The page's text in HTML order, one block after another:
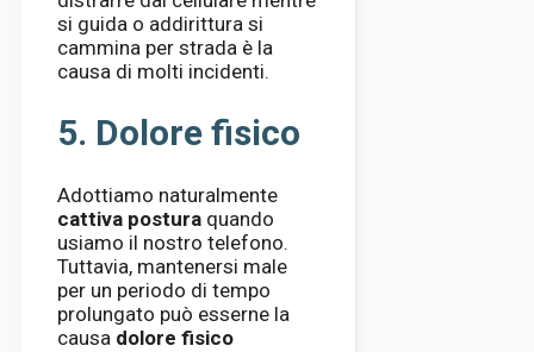
si guida o addirittura si
cammina per strada è la
causa di molti incidenti.
5. Dolore fisico
Adottiamo naturalmente
cattiva postura quando
usiamo il nostro telefono.
Tuttavia, mantenersi male
per un periodo di tempo
prolungato può esserne la
causa dolore fisico